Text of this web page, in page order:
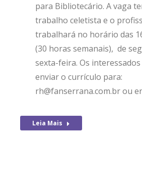
para Bibliotecário. A vaga
trabalho celetista e o
trabalhará no horário das
(30 horas semanais), de
sexta-feira. Os interessados
enviar o currículo para:
rh@fanserrana.com.br ou
Leia Mais